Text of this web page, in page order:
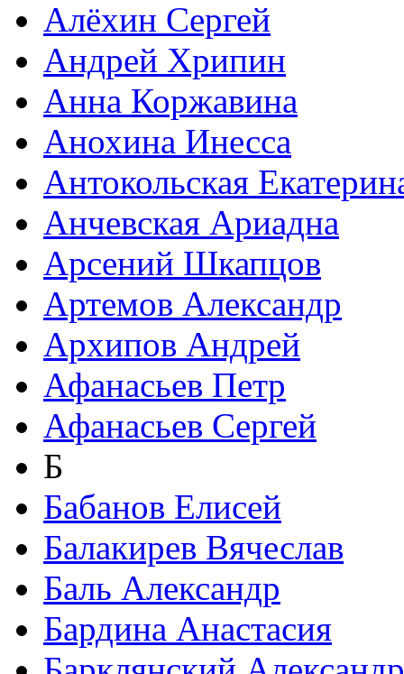
Алёхин Сергей
Андрей Хрипин
Анна Коржавина
Анохина Инесса
Антокольская
Анчевская Ариадна
Арсений Шкапцов
Артемов Александр
Архипов Андрей
Афанасьев Петр
Афанасьев Сергей
Б
Бабанов Елисей
Балакирев Вячеслав
Баль Александр
Бардина Анастасия